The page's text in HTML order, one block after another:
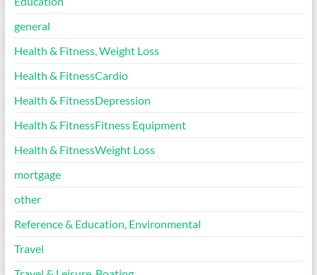
general
Health & Fitness, Weight Loss
Health & FitnessCardio
Health & FitnessDepression
Health & FitnessFitness Equipment
Health & FitnessWeight Loss
mortgage
other
Reference & Education, Environmental
Travel